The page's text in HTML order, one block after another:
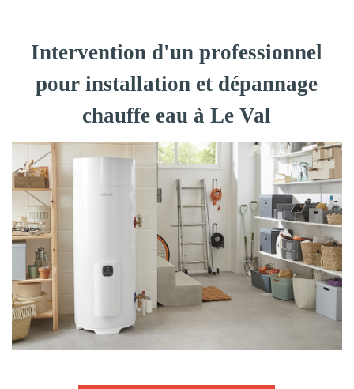
Intervention d'un professionnel
pour installation et dépannage
chauffe eau à Le Val